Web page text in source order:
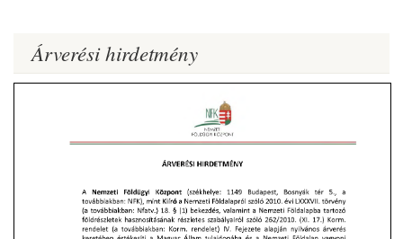
Árverési hirdetmény